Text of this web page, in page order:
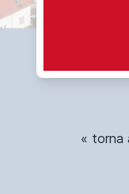
« torna